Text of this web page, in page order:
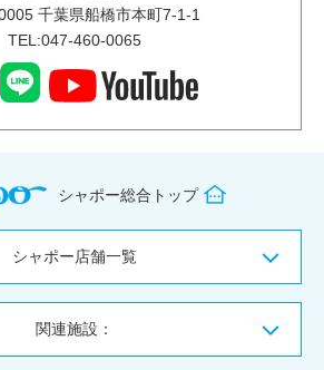
千葉県船橋市本町7-1-1
TEL:047-460-0065
シャポー総合トップ
シャポー店舗一覧
関連施設：